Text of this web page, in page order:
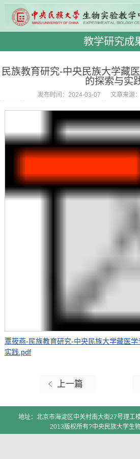
教学研究成
民族教育研究-中央民族大学藏
的探索与实
发布时间：2024-03-07 文章来源：
覃筱燕-民族教育研究-中央民族大学藏医
实践.pdf
上一篇
地址：北京市海淀区中关村南大街27号理工
2013版权所有?中央民族大学生